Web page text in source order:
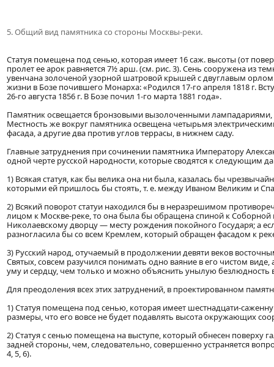
5. Общий вид памятника со стороны Москвы-реки.
Статуя помещена под сенью, которая имеет 16 саж. высоты (от
пролет ее арок равняется 7½ арш. (см. рис. 3). Сень сооружена из
увенчана золоченой узорной шатровой крышей с двуглавым
жизни в Бозе почившего Монарха: «Родился 17-го апреля 1818 г.
26-го августа 1856 г. В Бозе почил 1-го марта 1881 года».
Памятник освещается бронзовыми вызолоченными
Местность же вокруг памятника освещена четырьмя
фасада, а другие два против углов террасы, в нижнем саду.
Главные затруднения при сочинении памятника Императору
одной черте русской народности, которые сводятся к следующим
1) Всякая статуя, как бы велика она ни была, казалась бы
которыми ей пришлось бы стоять, т. е. между Иваном Великим и
2) Всякий поворот статуи находился бы в неразрешимом
лицом к Москве-реке, то она была бы обращена спиной к Соборной
Николаевскому дворцу — месту рождения покойного Государя; а
разногласила бы со всем Кремлем, который обращен фасадом к
3) Русский народ, отучаемый в продолжении девяти веков
Святых, совсем разучился понимать одно ваяние в его чистом
уму и сердцу, чем только и можно объяснить унылую безлюдность
Для преодоления всех этих затруднений, в проектированном
1)Статуя помещена под сенью, которая имеет шестнадцати-
размеры, что его вовсе не будет подавлять высота окружающих
2)Статуя с сенью помещена на выступе, который обнесен поверху
задней стороны, чем, следовательно, совершенно устраняется
4, 5, 6).